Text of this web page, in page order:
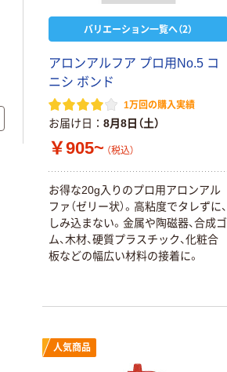
バリエーション一覧へ（2）
アロンアルフア プロ用No.5 コ
ニシ ボンド
1万回の購入実績
お届け日 8月8日（土）
￥905~ （税込）
お得な20g入りのプロ用アロンアル
ファ（ゼリー状）。高粘度でタレずに、
しみ込まない。金属や陶磁器、合成ゴ
ム、木材、硬質プラスチック、化粧合
板などの幅広い材料の接着に。
人気商品